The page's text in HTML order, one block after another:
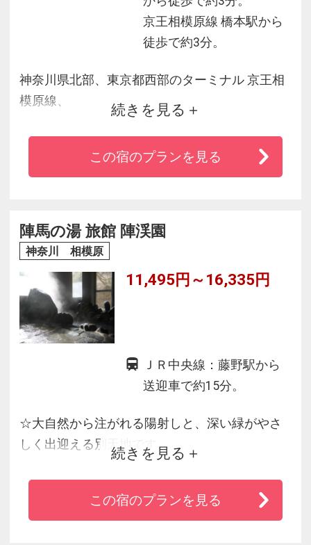
京王相模原線 橋本駅から
徒歩で約3分。
神奈川県北部、東京都西部のターミナル 京王相
模原線、
JR横浜線・相模線の交差するターミナル「橋本
駅」から徒歩3分
続きを見る
この宿のプランを見る
陣馬の湯 旅館 陣渓園
神奈川 相模原
11,495円～16,335円
ＪＲ中央線：藤野駅から
送迎車で約15分。
☆大自然から注がれる陽射しと、深い緑がやさ
しく出迎える別天地です。
☆高尾山・陣馬山ハイキングの方にも人気の宿
です。
☆料理は、猪鍋や鹿ステーキの珍味・岩魚や鮎
続きを見る
この宿のプランを見る